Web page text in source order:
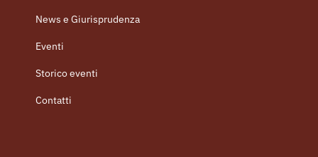
News e Giurisprudenza
Eventi
Storico eventi
Contatti